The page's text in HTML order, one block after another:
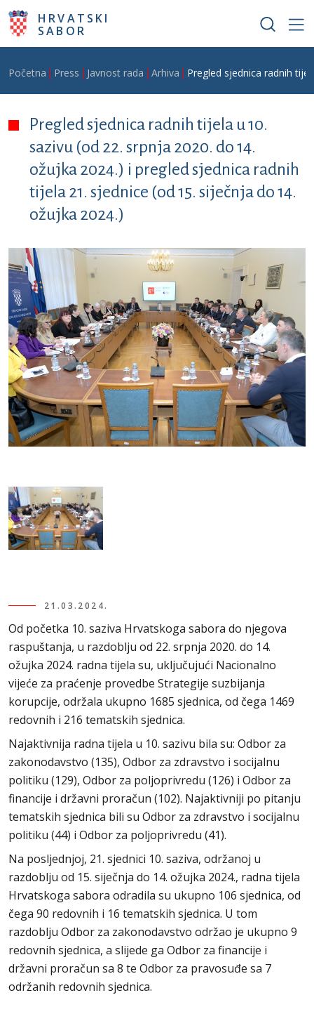
Skoči na glavni sadržaj
HRVATSKI
SABOR
Breadcrumb
Početna Press Javnost rada Arhiva Pregled sjednica radnih
Pregled sjednica radnih tijela u 10.
sazivu (od 22. srpnja 2020. do 14.
ožujka 2024.) i pregled sjednica radnih
tijela 21. sjednice (od 15. siječnja do 14.
ožujka 2024.)
21.03.2024.
Od početka 10. saziva Hrvatskoga sabora do njegova
raspuštanja, u razdoblju od 22. srpnja 2020. do 14.
ožujka 2024. radna tijela su, uključujući Nacionalno
vijeće za praćenje provedbe Strategije suzbijanja
korupcije, održala ukupno 1685 sjednica, od čega 1469
redovnih i 216 tematskih sjednica.
Najaktivnija radna tijela u 10. sazivu bila su: Odbor za
zakonodavstvo (135), Odbor za zdravstvo i socijalnu
politiku (129), Odbor za poljoprivredu (126) i Odbor za
financije i državni proračun (102). Najaktivniji po pitanju
tematskih sjednica bili su Odbor za zdravstvo i socijalnu
politiku (44) i Odbor za poljoprivredu (41).
Na posljednjoj, 21. sjednici 10. saziva, održanoj u
razdoblju od 15. siječnja do 14. ožujka 2024., radna tijela
Hrvatskoga sabora odradila su ukupno 106 sjednica, od
čega 90 redovnih i 16 tematskih sjednica. U tom
razdoblju Odbor za zakonodavstvo održao je ukupno 9
redovnih sjednica, a slijede ga Odbor za financije i
državni proračun sa 8 te Odbor za pravosuđe sa 7
održanih redovnih sjednica.